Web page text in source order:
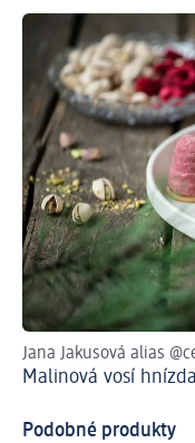
Jana Jakusová alias
Malinová vosí hnízda
Podobné produkty